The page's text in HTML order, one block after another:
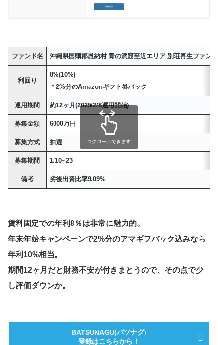
ファンド名 沖縄県国頭郡恩納村 青の洞窟至近エリア 別荘再生ファンド
利回り
8%(10%)
＊2%分のAmazonギフト券バック
運用期間 約12ヶ月(2025/2/8運用開始)
募集金額 6000万円
募集方式 抽選
募集期間 1/10~23
備考 劣後出資比率9.09%
スクロールできます
賃料固定での年利8％は非常に魅力的。
年末年始キャンペーンで2%分のアマギフバック込みなら
年利10%相当。
期間12ヶ月だと財務不安が付きまとうので、その点で少
し評価ダウンか。
BATSUNAGU(バツナグ)
登録はこちらから！